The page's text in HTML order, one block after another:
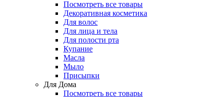
Посмотреть все товары
Декоративная косметика
Для волос
Для лица и тела
Для полости рта
Купание
Масла
Мыло
Присыпки
Для Дома
Посмотреть все товары